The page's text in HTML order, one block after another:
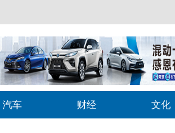
汽车 财经 文化